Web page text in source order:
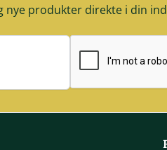
nye produkter direkte i din
E-mail adresse